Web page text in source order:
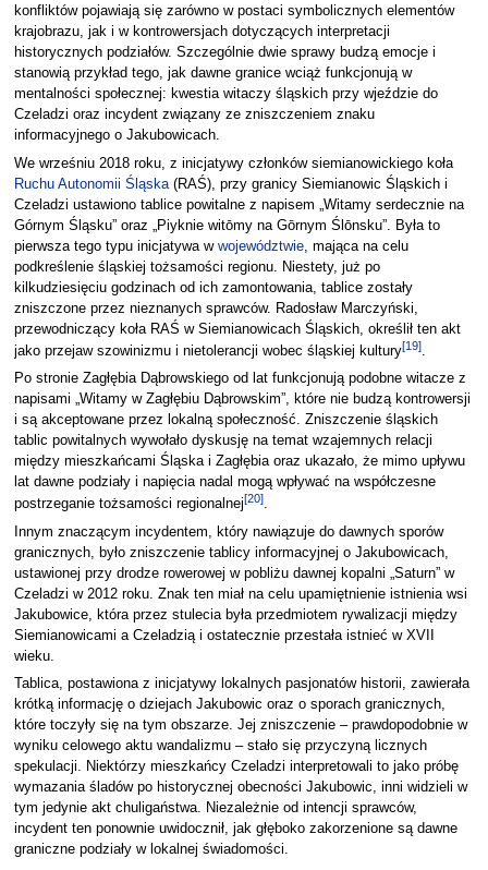
konfliktów pojawiają się zarówno w postaci symbolicznych elementów
krajobrazu, jak i w kontrowersjach dotyczących interpretacji
historycznych podziałów. Szczególnie dwie sprawy budzą emocje i
stanowią przykład tego, jak dawne granice wciąż funkcjonują w
mentalności społecznej: kwestia witaczy śląskich przy wjeździe do
Czeladzi oraz incydent związany ze zniszczeniem znaku
informacyjnego o Jakubowicach.
We wrześniu 2018 roku, z inicjatywy członków siemianowickiego koła
Ruchu Autonomii Śląska(RAŚ), przy granicy Siemianowic Śląskich i
Czeladzi ustawiono tablice powitalne z napisem „Witamy serdecznie na
Górnym Śląsku” oraz „Piyknie witōmy na Gōrnym Ślōnsku”. Była to
pierwsza tego typu inicjatywa w województwie, mająca na celu
podkreślenie śląskiej tożsamości regionu. Niestety, już po
kilkudziesięciu godzinach od ich zamontowania, tablice zostały
zniszczone przez nieznanych sprawców. Radosław Marczyński,
przewodniczący koła RAŚ w Siemianowicach Śląskich, określił ten akt
jako przejaw szowinizmu i nietolerancji wobec śląskiej kultury[19].
Po stronie Zagłębia Dąbrowskiego od lat funkcjonują podobne witacze z
napisami „Witamy w Zagłębiu Dąbrowskim”, które nie budzą kontrowersji
i są akceptowane przez lokalną społeczność. Zniszczenie śląskich
tablic powitalnych wywołało dyskusję na temat wzajemnych relacji
między mieszkańcami Śląska i Zagłębia oraz ukazało, że mimo upływu
lat dawne podziały i napięcia nadal mogą wpływać na współczesne
postrzeganie tożsamości regionalnej[20].
Innym znaczącym incydentem, który nawiązuje do dawnych sporów
granicznych, było zniszczenie tablicy informacyjnej o Jakubowicach,
ustawionej przy drodze rowerowej w pobliżu dawnej kopalni „Saturn” w
Czeladzi w 2012 roku. Znak ten miał na celu upamiętnienie istnienia wsi
Jakubowice, która przez stulecia była przedmiotem rywalizacji między
Siemianowicami a Czeladzią i ostatecznie przestała istnieć w XVII
wieku.
Tablica, postawiona z inicjatywy lokalnych pasjonatów historii, zawierała
krótką informację o dziejach Jakubowic oraz o sporach granicznych,
które toczyły się na tym obszarze. Jej zniszczenie – prawdopodobnie w
wyniku celowego aktu wandalizmu – stało się przyczyną licznych
spekulacji. Niektórzy mieszkańcy Czeladzi interpretowali to jako próbę
wymazania śladów po historycznej obecności Jakubowic, inni widzieli w
tym jedynie akt chuligaństwa. Niezależnie od intencji sprawców,
incydent ten ponownie uwidocznił, jak głęboko zakorzenione są dawne
graniczne podziały w lokalnej świadomości.